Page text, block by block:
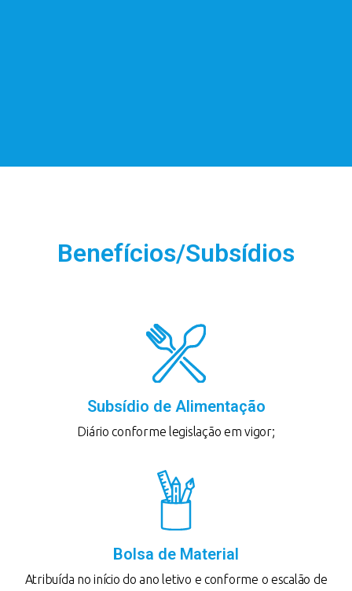
Benefícios/Subsídios
Subsídio de Alimentação
Diário conforme legislação em vigor;
Bolsa de Material
Atribuída no início do ano letivo e conforme o escalão de